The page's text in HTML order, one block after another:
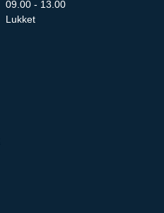
09.00 - 13.00
Lukket